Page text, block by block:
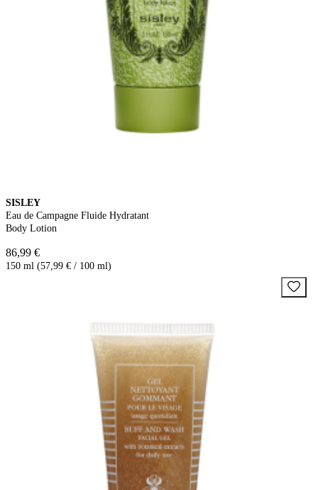
SISLEY
Eau de Campagne Fluide Hydratant
Body Lotion
86,99 €
150 ml (57,99 € / 100 ml)